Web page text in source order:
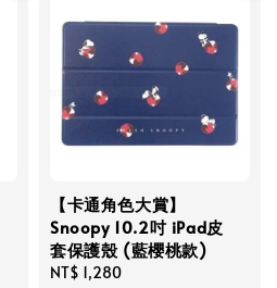
【卡通角色大賞】
Snoopy 10.2吋 iPad皮
套保護殼 (藍櫻桃款)
Regular
NT$ 1,280